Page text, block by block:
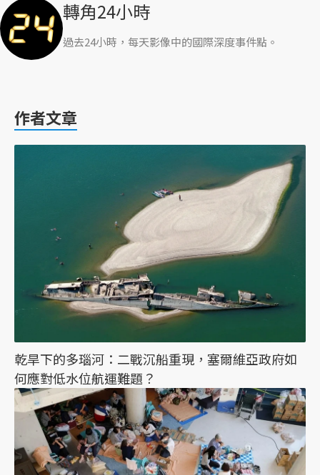
轉角24小時
過去24小時，每天影像中的國際深度事件點。
作者文章
乾旱下的多瑙河：二戰沉船重現，塞爾維亞政府如
何應對低水位航運難題？